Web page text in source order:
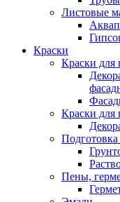
Листовые
Краски
Краски для
Краски для
Пены,